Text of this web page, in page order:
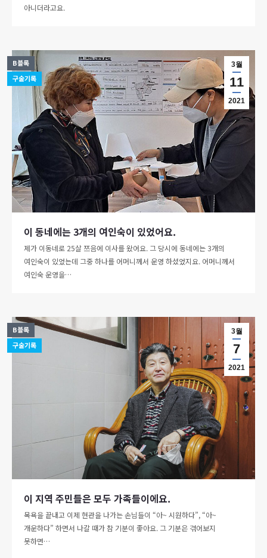
아니더라고요.
3월
11
2021
B블록
구술기록
이 동네에는 3개의 여인숙이 있었어요.
제가 이동네로 25살 쯔음에 이사를 왔어요. 그 당시에 동네에는 3개의
여인숙이 있었는데 그중 하나를 어머니께서 운영 하셨었지요. 어머니께서
여인숙 운영을…
3월
7
2021
B블록
구술기록
이 지역 주민들은 모두 가족들이에요.
목욕을 끝내고 이제 현관을 나가는 손님들이 “아~ 시원하다”, “아~
개운하다” 하면서 나갈 때가 참 기분이 좋아요. 그 기분은 겪어보지
못하면…